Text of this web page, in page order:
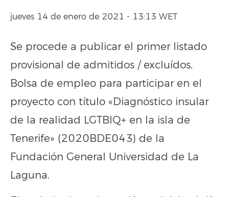
jueves 14 de enero de 2021 - 13:13 WET
Se procede a publicar el primer listado
provisional de admitidos / excluídos.
Bolsa de empleo para participar en el
proyecto con título «Diagnóstico insular
de la realidad LGTBIQ+ en la isla de
Tenerife» (2020BDE043) de la
Fundación General Universidad de La
Laguna.